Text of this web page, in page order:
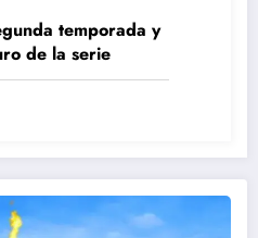
temporada y
de la serie